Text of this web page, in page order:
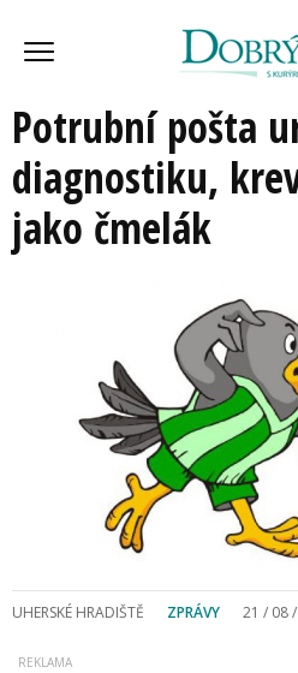
Potrubní pošta
diagnostiku,
jako čmelák
UHERSKÉ HRADIŠTĚ ZPRÁVY 21 / 08